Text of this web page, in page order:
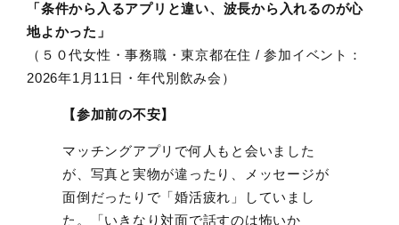
「条件から入るアプリと違い、波長から入れるのが心
地よかった」
（５０代女性・事務職・東京都在住 / 参加イベント：
2026年1月11日・年代別飲み会）
【参加前の不安】
マッチングアプリで何人もと会いました
が、写真と実物が違ったり、メッセージが
面倒だったりで「婚活疲れ」していまし
た。「いきなり対面で話すのは怖いか